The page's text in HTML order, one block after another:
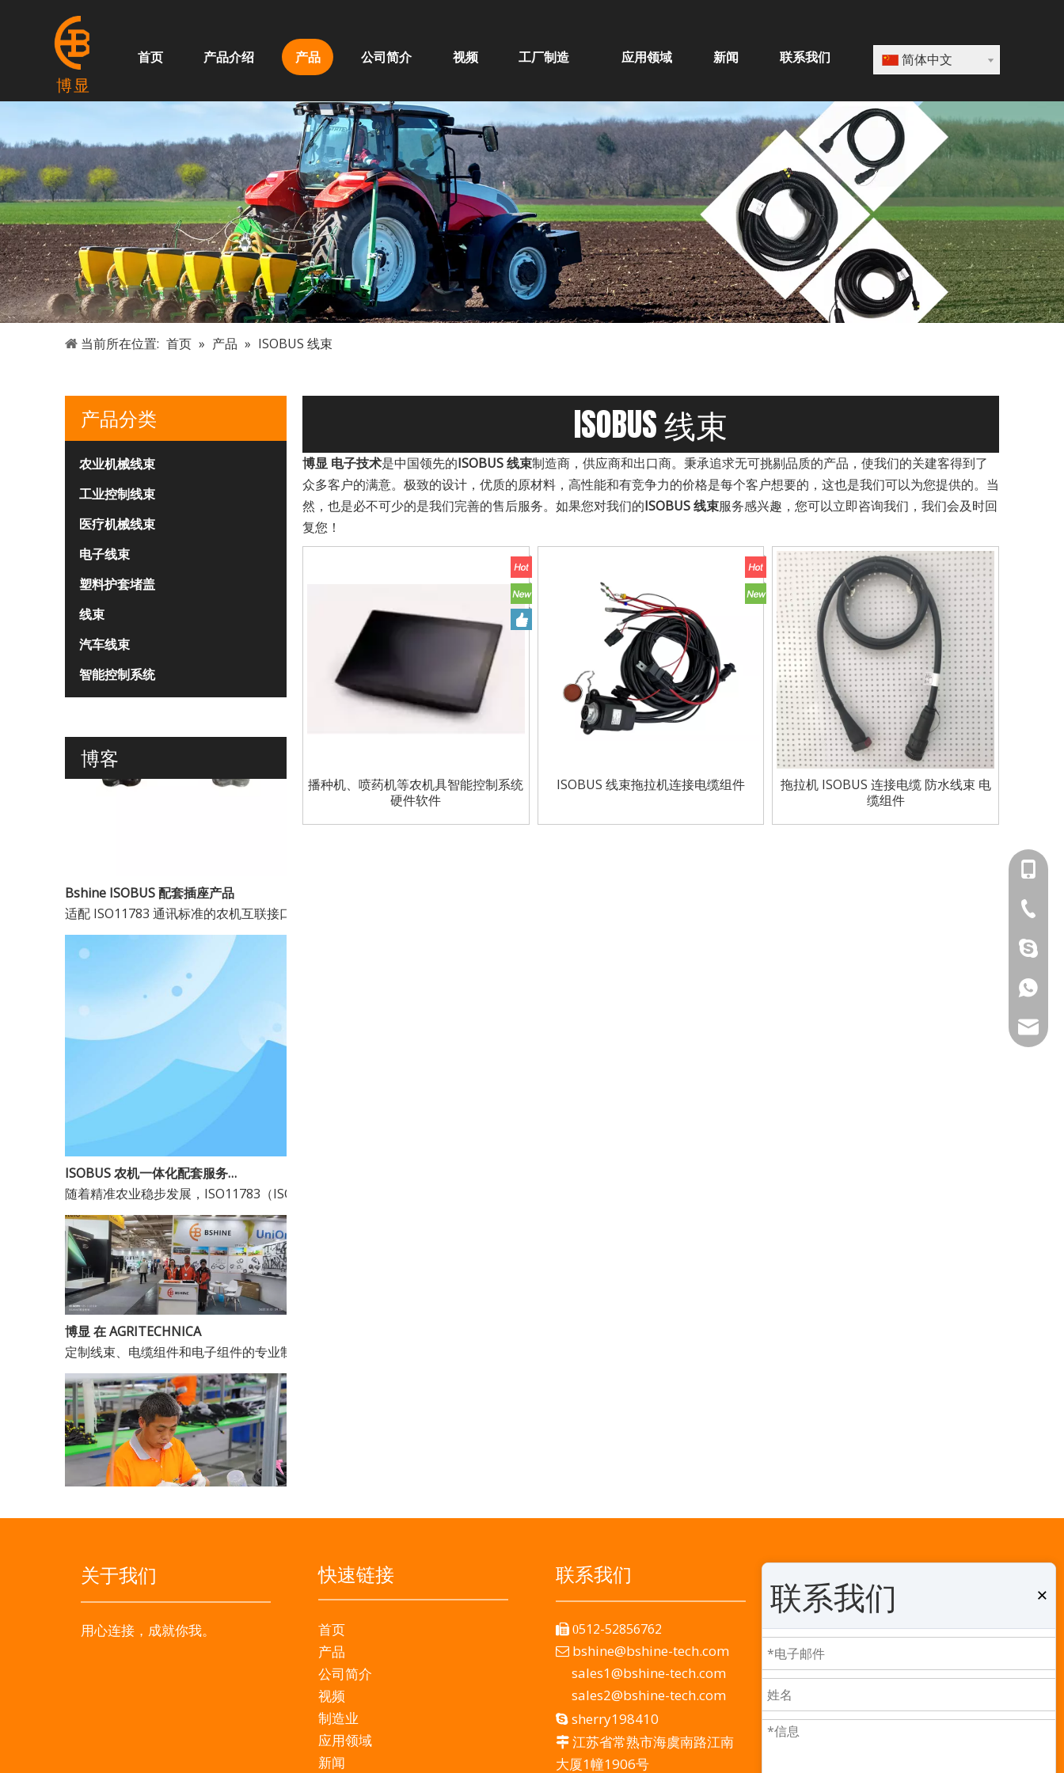
博显
首页 产品介绍 产品 公司简介 视频 工厂制造 应用领域 新闻 联系我们 简体中文
当前所在位置: 首页 » 产品 » ISOBUS 线束
产品分类
农业机械线束
工业控制线束
医疗机械线束
电子线束
塑料护套堵盖
线束
汽车线束
智能控制系统
博客
常熟市博显电子科技有限公司。
专业定制线束、电缆组件和电子组件制造商。成立于2008年，我们的产品广泛应用于农业、工程、工业控制、汽车、医药、家用电器等各个领域。2020年，我们又建造了一座新工
适配 ISO11783 通讯标准的农机互联接口是智能农机作业的基础配件，我们有 Bshine 的 ISOBUS 插座，配套线束、车载显示终端、控制软硬件成套方案使用。
ISOBUS 农机一体化配套服务商 —— 常熟市博显电子科技有限公司
随着精准农业稳步发展，ISO11783（ISOBUS）总线已成为各类农用机械实现设备互联、数据互通的通用标准，完整稳定的软硬件配套，是农机智能化作业的基础保障。坐落
博显 在 AGRITECHNICA
定制线束、电缆组件和电子组件的专业制造商。成立于2008年。
专业定制线束、电缆组件和电子组件制造商。成立于2008年，我们的产品广泛应用于农业、工程、工业控制、汽车、医药、家用电器等各个领域。2020年，我们又建造了一座新工
ISOBUS 线束
博显 电子技术是中国领先的ISOBUS 线束制造商，供应商和出口商。秉承追求无可挑剔品质的产品，使我们的关建客得到了
众多客户的满意。极致的设计，优质的原材料，高性能和有竞争力的价格是每个客户想要的，这也是我们可以为您提供的。当
然，也是必不可少的是我们完善的售后服务。如果您对我们的ISOBUS 线束服务感兴趣，您可以立即咨询我们，我们会及时回
复您！
播种机、喷药机等农机具智能控制系统
硬件软件
ISOBUS 线束拖拉机连接电缆组件
拖拉机 ISOBUS 连接电缆 防水线束 电
缆组件
关于我们
用心连接，成就你我。
快速链接
首页
产品
公司简介
视频
制造业
应用领域
新闻
联系我们
 0512-52856762
 bshine@bshine-tech.com
sales1@bshine-tech.com
sales2@bshine-tech.com
 sherry198410
 江苏省常熟市海虞南路江南
大厦1幢1906号
0512-
联系我们 ×